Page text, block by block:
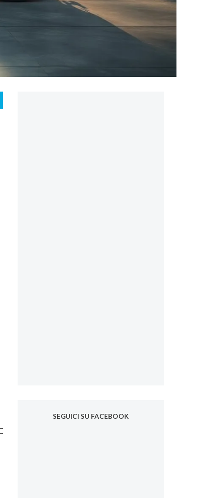
SEGUICI SU FACEBOOK